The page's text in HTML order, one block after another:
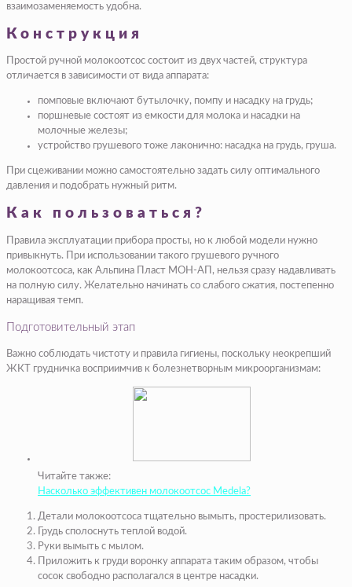
взаимозаменяемость удобна.
Конструкция
Простой ручной молокоотсос состоит из двух частей, структура
отличается в зависимости от вида аппарата:
помповые включают бутылочку, помпу и насадку на грудь;
поршневые состоят из емкости для молока и насадки на
молочные железы;
устройство грушевого тоже лаконично: насадка на грудь, груша.
При сцеживании можно самостоятельно задать силу оптимального
давления и подобрать нужный ритм.
Как пользоваться?
Правила эксплуатации прибора просты, но к любой модели нужно
привыкнуть. При использовании такого грушевого ручного
молокоотсоса, как Альпина Пласт МОН-АП, нельзя сразу надавливать
на полную силу. Желательно начинать со слабого сжатия, постепенно
наращивая темп.
Подготовительный этап
Важно соблюдать чистоту и правила гигиены, поскольку неокрепший
ЖКТ грудничка восприимчив к болезнетворным микроорганизмам:
Читайте также:
Насколько эффективен молокоотсос Medela?
Детали молокоотсоса тщательно вымыть, простерилизовать.
Грудь сполоснуть теплой водой.
Руки вымыть с мылом.
Приложить к груди воронку аппарата таким образом, чтобы
сосок свободно располагался в центре насадки.